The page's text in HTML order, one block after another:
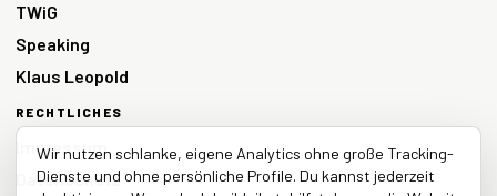
TWiG
Speaking
Klaus Leopold
RECHTLICHES
Impressum
Datenschutz
Wir nutzen schlanke, eigene Analytics ohne große Tracking-
Dienste und ohne persönliche Profile. Du kannst jederzeit